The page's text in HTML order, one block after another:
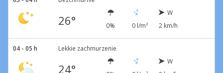
26° 0% 0 l/m²
W
2 km/h
04 - 05 h Lekkie zachmurzenie
24°
W